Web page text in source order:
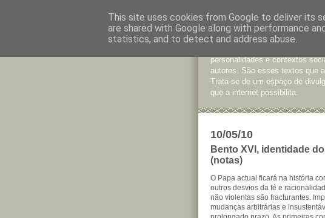
Jornal de
personalidades e contextos
autores. São esses textos que
Trata-se de um espaço de
que a internet possibilita.
10/05/10
Bento XVI, identidade
(notas)
O Papa actual ficará na história
outros desvios da fé e
não violentas são fracturantes.
mudanças arbitrárias e
prolongado prazo. As primeiras
This site uses cookies from Google to deliver its
are shared with Google along with performance
statistics, and to detect and address abuse.